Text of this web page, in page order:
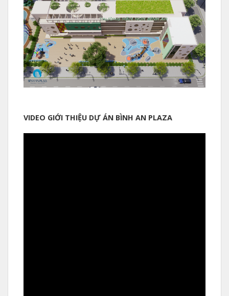
VIDEO GIỚI THIỆU DỰ ÁN BÌNH AN PLAZA